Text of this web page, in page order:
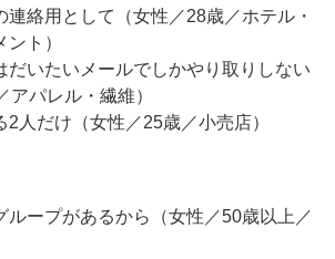
連絡用として（女性／28歳／ホテル・
ト）
だいたいメールでしかやり取りしない
パレル・繊維）
2人だけ（女性／25歳／小売店）
ループがあるから（女性／50歳以上／